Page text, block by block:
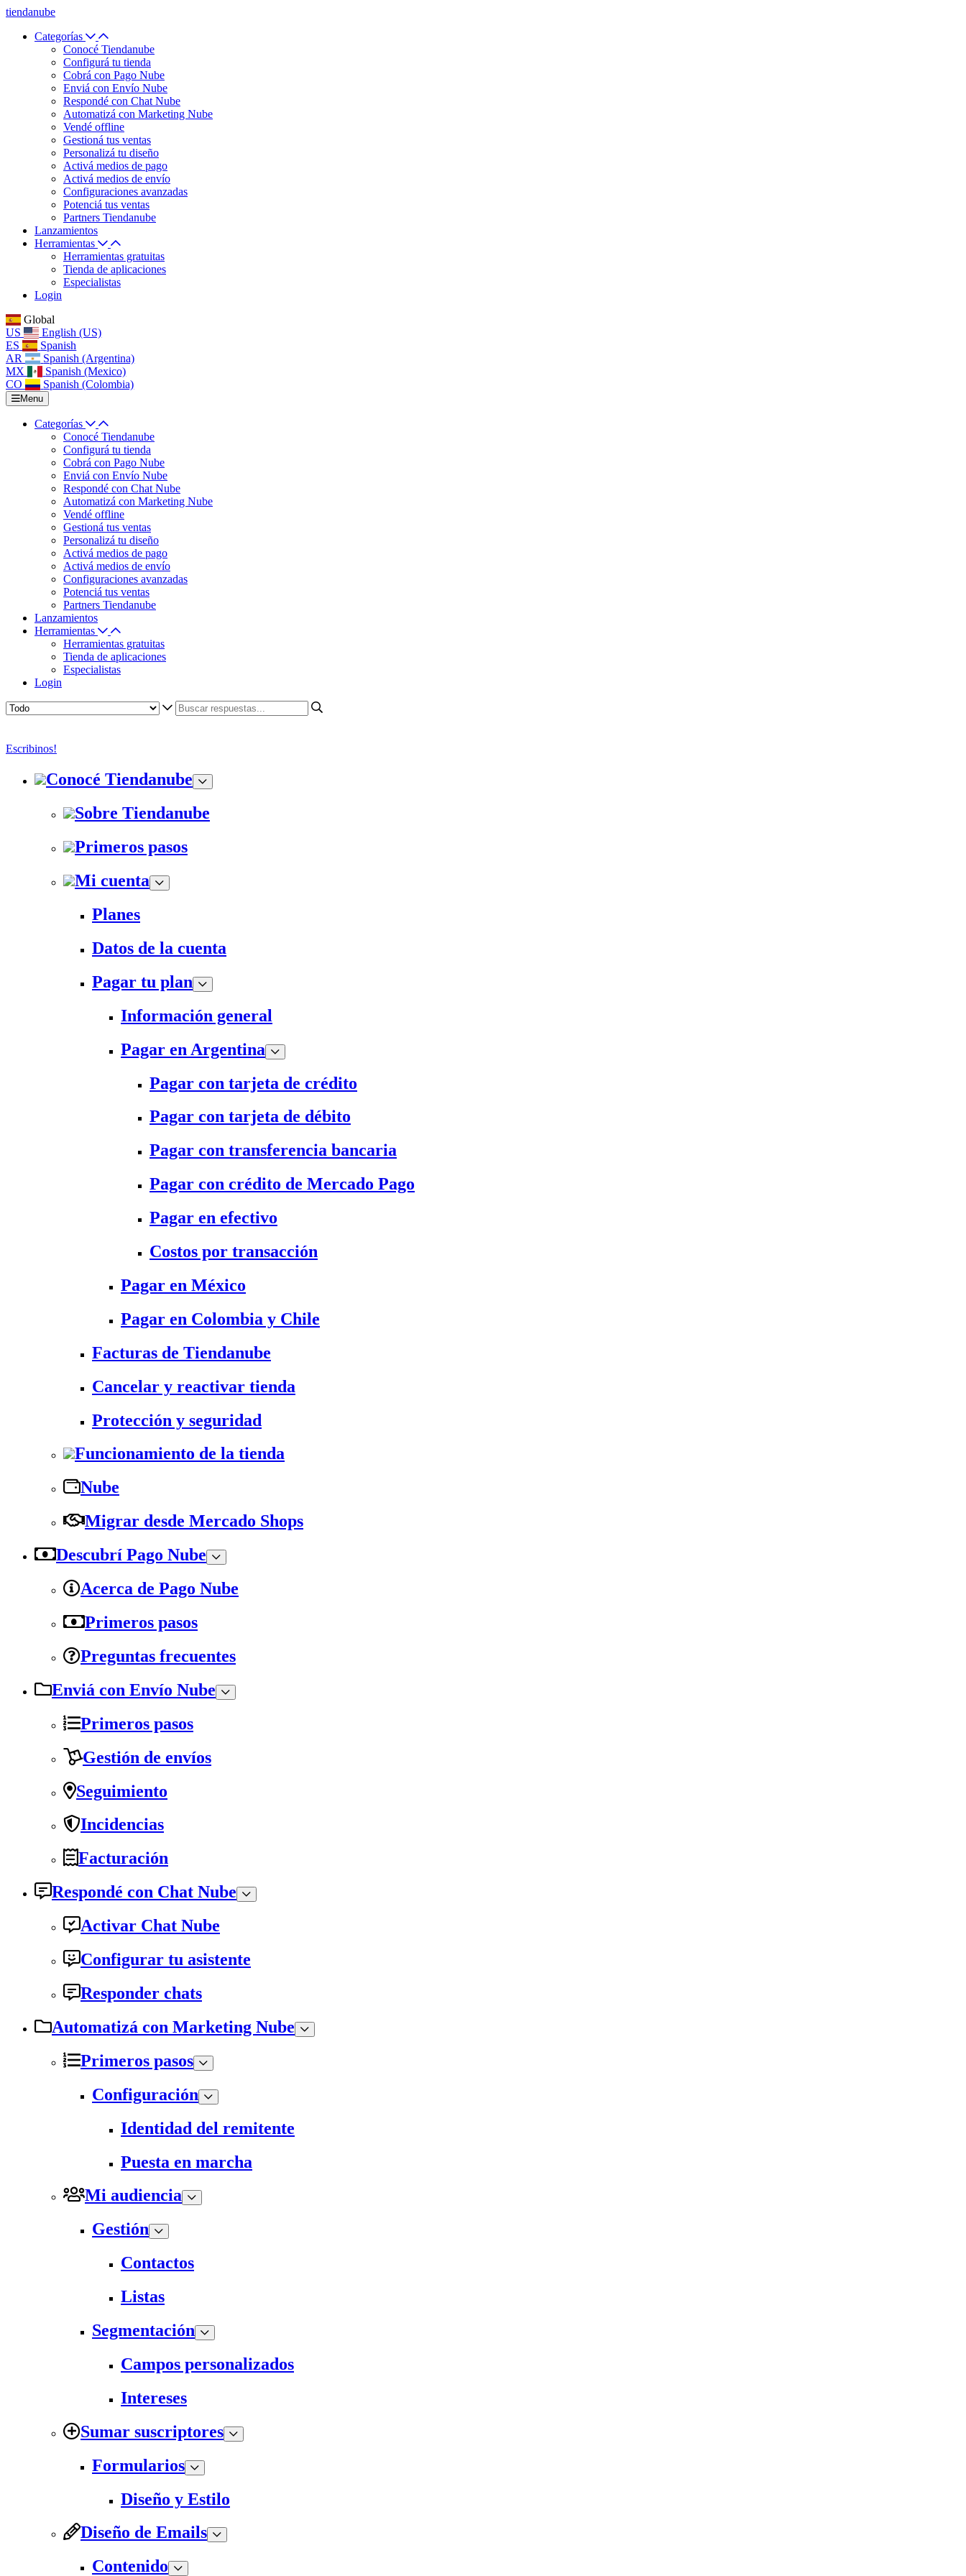
tiendanube
Categorías
Conocé Tiendanube
Configurá tu tienda
Cobrá con Pago Nube
Enviá con Envío Nube
Respondé con Chat Nube
Automatizá con Marketing Nube
Vendé offline
Gestioná tus ventas
Personalizá tu diseño
Activá medios de pago
Activá medios de envío
Configuraciones avanzadas
Potenciá tus ventas
Partners Tiendanube
Lanzamientos
Herramientas
Herramientas gratuitas
Tienda de aplicaciones
Especialistas
Login
Global
US
English (US)
ES
Spanish
AR
Spanish (Argentina)
MX
Spanish (Mexico)
CO
Spanish (Colombia)
Menu
Categorías
Conocé Tiendanube
Configurá tu tienda
Cobrá con Pago Nube
Enviá con Envío Nube
Respondé con Chat Nube
Automatizá con Marketing Nube
Vendé offline
Gestioná tus ventas
Personalizá tu diseño
Activá medios de pago
Activá medios de envío
Configuraciones avanzadas
Potenciá tus ventas
Partners Tiendanube
Lanzamientos
Herramientas
Herramientas gratuitas
Tienda de aplicaciones
Especialistas
Login
Escribinos!
Conocé Tiendanube
Sobre Tiendanube
Primeros pasos
Mi cuenta
Planes
Datos de la cuenta
Pagar tu plan
Información general
Pagar en Argentina
Pagar con tarjeta de crédito
Pagar con tarjeta de débito
Pagar con transferencia bancaria
Pagar con crédito de Mercado Pago
Pagar en efectivo
Costos por transacción
Pagar en México
Pagar en Colombia y Chile
Facturas de Tiendanube
Cancelar y reactivar tienda
Protección y seguridad
Funcionamiento de la tienda
Nube
Migrar desde Mercado Shops
Descubrí Pago Nube
Acerca de Pago Nube
Primeros pasos
Preguntas frecuentes
Enviá con Envío Nube
Primeros pasos
Gestión de envíos
Seguimiento
Incidencias
Facturación
Respondé con Chat Nube
Activar Chat Nube
Configurar tu asistente
Responder chats
Automatizá con Marketing Nube
Primeros pasos
Configuración
Identidad del remitente
Puesta en marcha
Mi audiencia
Gestión
Contactos
Listas
Segmentación
Campos personalizados
Intereses
Sumar suscriptores
Formularios
Diseño y Estilo
Diseño de Emails
Contenido